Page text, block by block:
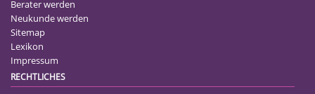
Berater werden
Neukunde werden
Sitemap
Lexikon
Impressum
RECHTLICHES